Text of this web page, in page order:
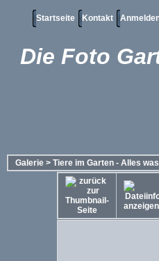
Startseite Kontakt
Die Foto
Galerie > Tiere im Garten - Alles